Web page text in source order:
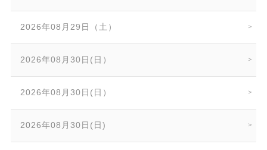
2026年08月29日（土）
2026年08月30日(日）
2026年08月30日(日）
2026年08月30日(日)